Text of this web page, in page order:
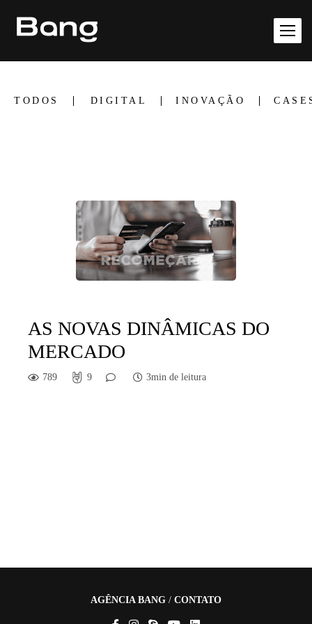
TODOS DIGITAL INOVAÇÃO
AS NOVAS DINÂMICAS DO
MERCADO
789 9 3min de leitura
AGÊNCIA BANG / CONTATO